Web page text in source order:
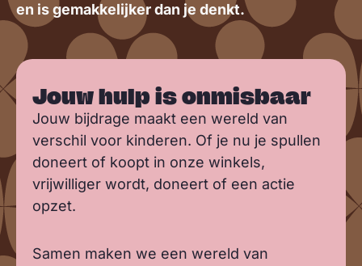
en is gemakkelijker dan je denkt.
© Aelle Studio
Jouw hulp is onmisbaar
Jouw bijdrage maakt een wereld van
verschil voor kinderen. Of je nu je spullen
doneert of koopt in onze winkels,
vrijwilliger wordt, doneert of een actie
opzet.
Samen maken we een wereld van